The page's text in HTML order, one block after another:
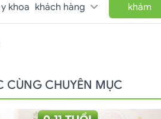
khoa khách hàng
khám
CÙNG CHUYÊN MỤC